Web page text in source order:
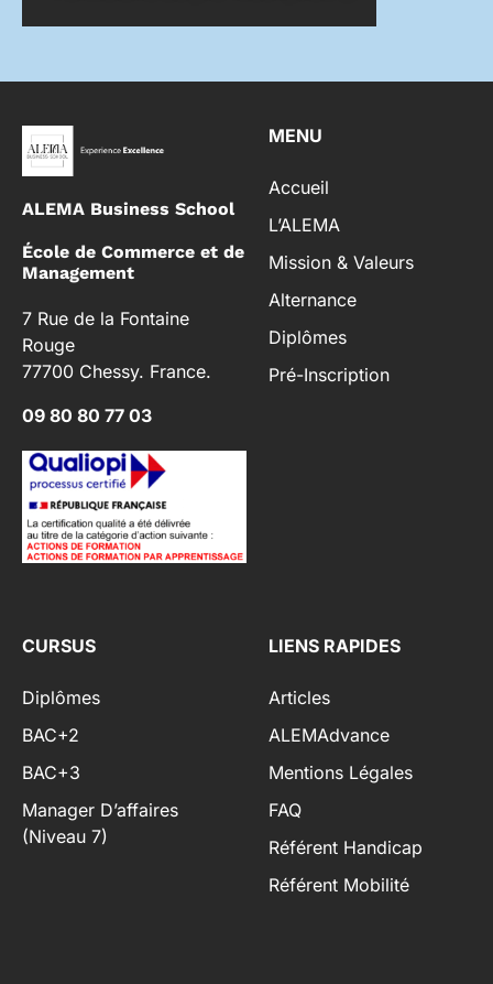
ALEMA Business School
École de Commerce et de
Management
7 Rue de la Fontaine
Rouge
77700 Chessy. France.
09 80 80 77 03
MENU
Accueil
L’ALEMA
Mission & Valeurs
Alternance
Diplômes
Pré-Inscription
CURSUS
Diplômes
BAC+2
BAC+3
Manager D’affaires
(niveau 7)
LIENS RAPIDES
Articles
ALEMAdvance
Mentions Légales
FAQ
Référent Handicap
Référent Mobilité